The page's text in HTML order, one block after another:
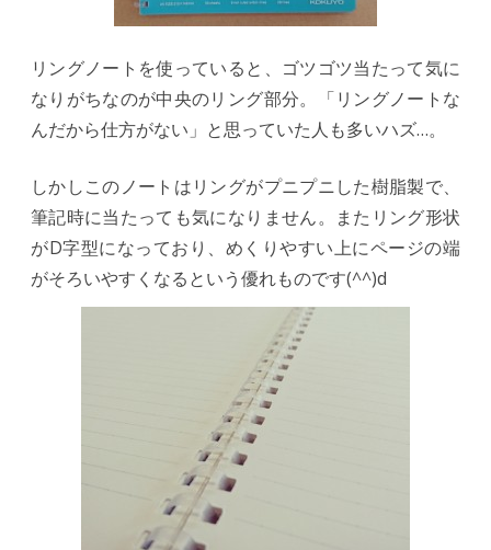
リングノートを使っていると、ゴツゴツ当たって気に
なりがちなのが中央のリング部分。「リングノートな
んだから仕方がない」と思っていた人も多いハズ…。
しかしこのノートはリングがプニプニした樹脂製で、
筆記時に当たっても気になりません。またリング形状
がD字型になっており、めくりやすい上にページの端
がそろいやすくなるという優れものです(^^)d